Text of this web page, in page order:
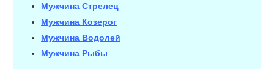
Мужчина Стрелец
Мужчина Козерог
Мужчина Водолей
Мужчина Рыбы